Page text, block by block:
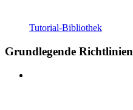
Tutorial-Bibliothek
Grundlegende Richtlinien